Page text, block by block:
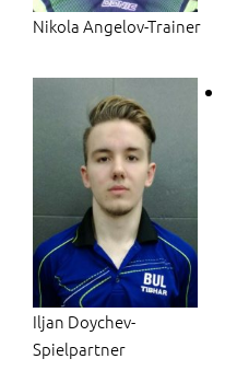
Nikola Angelov-Trainer
Iljan Doychev-
Spielpartner